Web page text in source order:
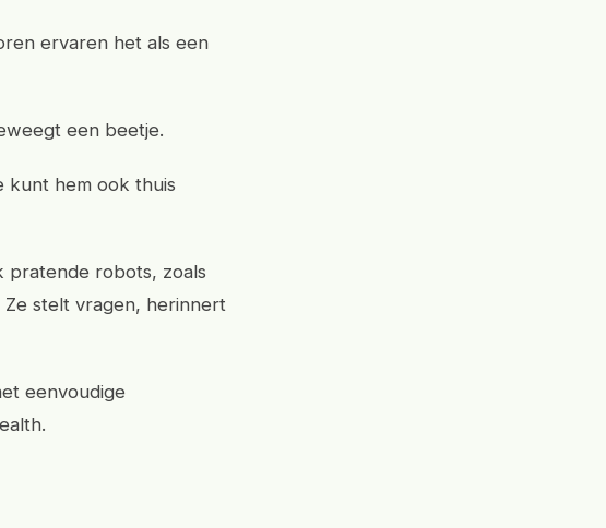
ervaren het als een
een beetje.
kunt hem ook thuis
pratende robots, zoals
Ze stelt vragen, herinnert
eenvoudige